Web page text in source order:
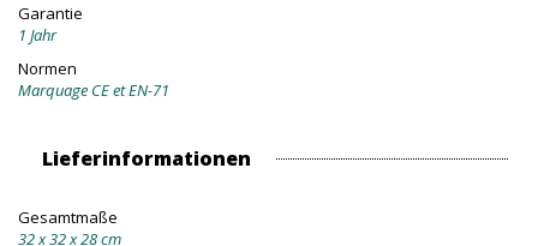
Garantie
1 Jahr
Normen
Marquage CE et EN-71
Lieferinformationen
Gesamtmaße
32 x 32 x 28 cm